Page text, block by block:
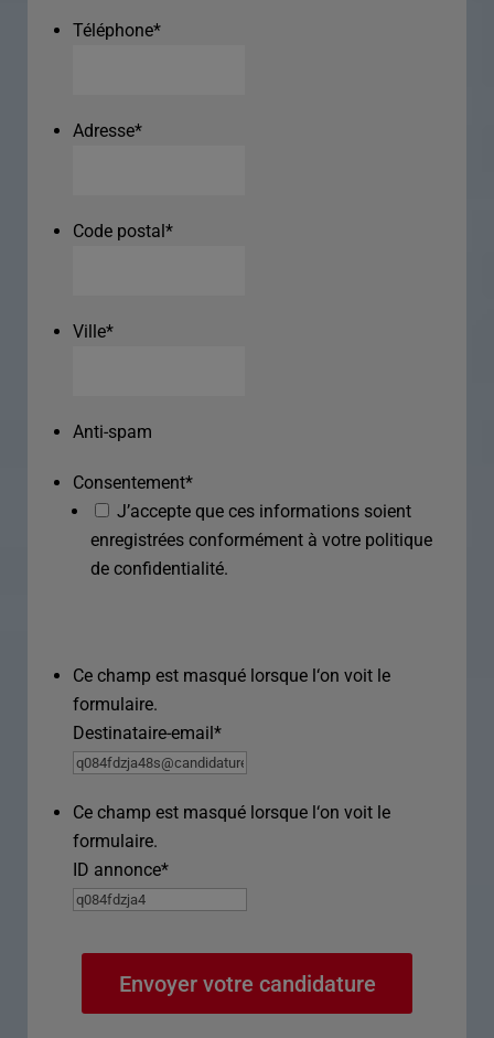
Téléphone*
Adresse*
Code postal*
Ville*
Anti-spam
Consentement*
J’accepte que ces informations soient
enregistrées conformément à votre politique
de confidentialité.
Ce champ est masqué lorsque l‘on voit le
formulaire.
Destinataire-email*
Ce champ est masqué lorsque l‘on voit le
formulaire.
ID annonce*